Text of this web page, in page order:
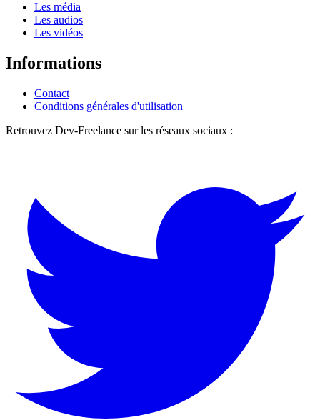
Les média
Les audios
Les vidéos
Informations
Contact
Conditions générales d'utilisation
Retrouvez Dev-Freelance sur les réseaux sociaux :